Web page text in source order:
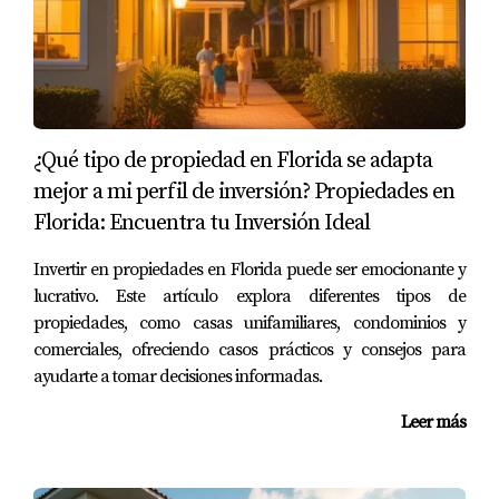
actualizadas sobre ventas y precios.
Casos prácticos
Ahora veamos algunos casos prácticos que ilustran cómo
aplicar estos métodos para evaluar el precio justo de una
propiedad.
Caso 1: Familia buscando su primera casa
Imagina que una familia está buscando su primera casa
en Orlando. Después de realizar un análisis comparativo
del mercado, descubren que propiedades similares se
han vendido entre $300,000 y $320,000. Sin embargo,
encuentran una casa listada por $350,000. Al presentar
sus hallazgos al vendedor y negociar basándose en
$310,000.
¿Qué tipo de propiedad en Florida se adapta
mejor a mi perfil de inversión? Propiedades en
Florida: Encuentra tu Inversión Ideal
Invertir en propiedades en Florida puede ser emocionante y
lucrativo. Este artículo explora diferentes tipos de
propiedades, como casas unifamiliares, condominios y
comerciales, ofreciendo casos prácticos y consejos para
ayudarte a tomar decisiones informadas.
Leer más